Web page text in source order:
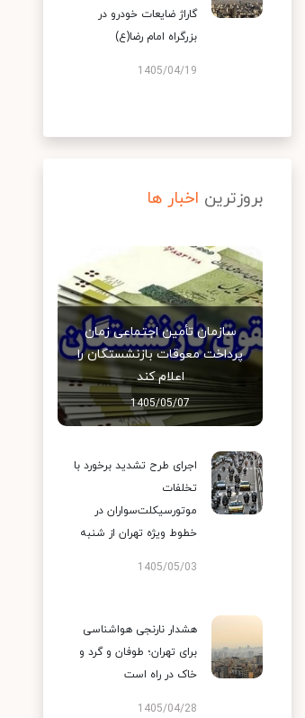
گاراژ ضایعات خودرو در
بزرگراه امام رضا(ع)
1405/04/19
بروزترین اخبار ها
سازمان تأمین اجتماعی زمان
پرداخت معوقات بازنشستگان را
اعلام کند
1405/05/07
اجرای طرح تشدید برخورد با
تخلفات
موتورسیکلت‌سواران در
خطوط ویژه تهران از شنبه
1405/05/03
هشدار نارنجی هواشناسی
برای تهران؛ طوفان و گرد و
خاک در راه است
1405/04/28